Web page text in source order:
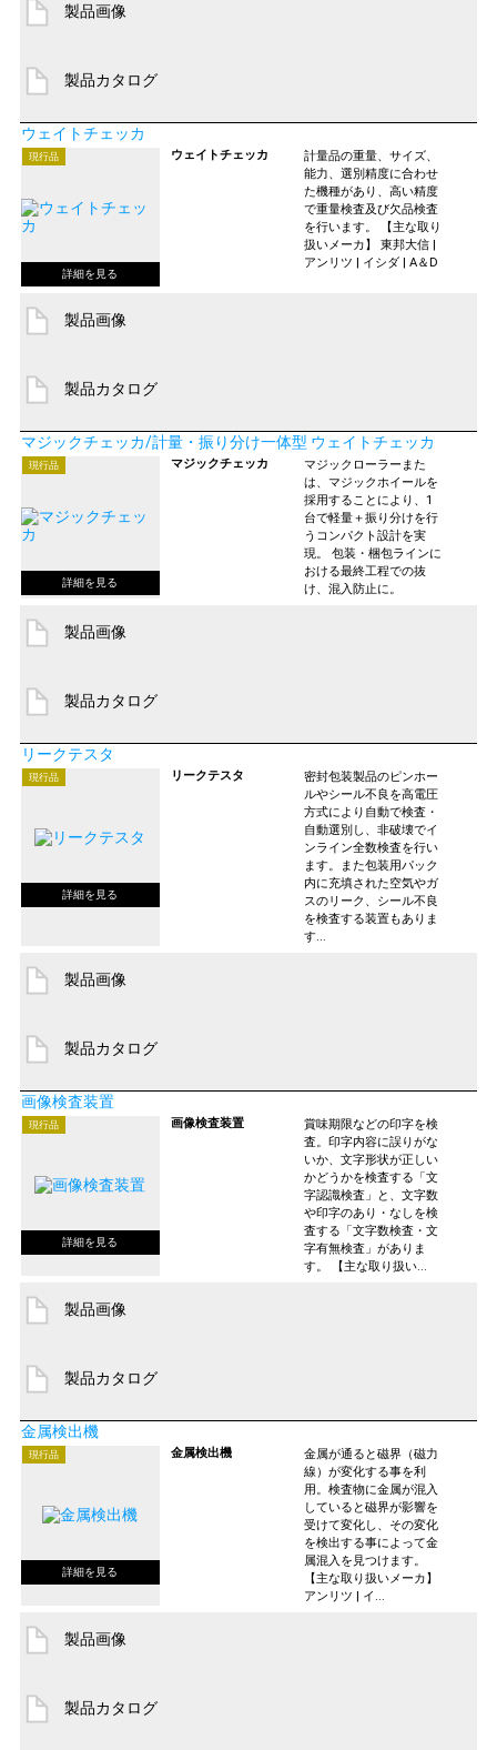
製品画像
製品カタログ
ウェイトチェッカ
現行品 ウェイトチェッカ
計量品の重量、サイズ、
能力、選別精度に合わせ
た機種があり、高い精度
で重量検査及び欠品検査
を行います。 【主な取り
扱いメーカ】 東邦大信 |
アンリツ | イシダ | A＆D
製品画像
製品カタログ
マジックチェッカ/計量・振り分け一体型 ウェイトチェッカ
現行品 マジックチェッカ
マジックローラーまた
は、マジックホイールを
採用することにより、1
台で軽量＋振り分けを行
うコンパクト設計を実
現。 包装・梱包ラインに
おける最終工程での抜
け、混入防止に。
製品画像
製品カタログ
リークテスタ
現行品 リークテスタ
密封包装製品のピンホー
ルやシール不良を高電圧
方式により自動で検査・
自動選別し、非破壊でイ
ンライン全数検査を行い
ます。また包装用パック
内に充填された空気やガ
スのリーク、シール不良
を検査する装置もありま
す...
製品画像
製品カタログ
画像検査装置
現行品 画像検査装置
賞味期限などの印字を検
査。印字内容に誤りがな
いか、文字形状が正しい
かどうかを検査する「文
字認識検査」と、文字数
や印字のあり・なしを検
査する「文字数検査・文
字有無検査」がありま
す。 【主な取り扱い...
製品画像
製品カタログ
金属検出機
現行品 金属検出機
金属が通ると磁界（磁力
線）が変化する事を利
用。検査物に金属が混入
していると磁界が影響を
受けて変化し、その変化
を検出する事によって金
属混入を見つけます。
【主な取り扱いメーカ】
アンリツ | イ...
製品画像
製品カタログ